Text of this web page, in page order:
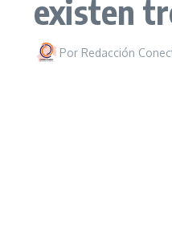
existen
Por Redacción